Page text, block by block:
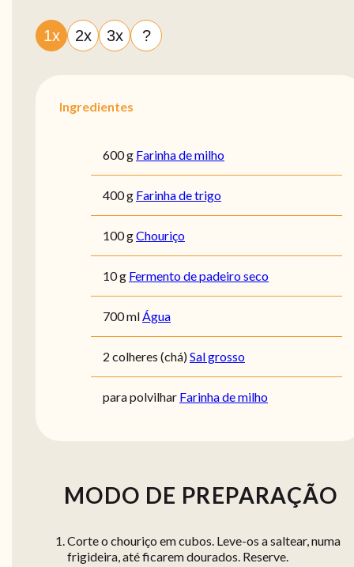
1x 2x 3x ?
Ingredientes
600 g Farinha de milho
400 g Farinha de trigo
100 gChouriço
10 g Fermento de padeiro seco
700 ml Água
2 colheres (chá)Sal grosso
para polvilhar Farinha de milho
MODO DE PREPARAÇÃO
Corte o chouriço em cubos. Leve-os a saltear, numa
frigideira, até ficarem dourados. Reserve.